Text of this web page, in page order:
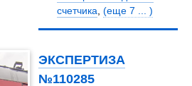
счетчика,(еще 7 ... )
ЭКСПЕРТИЗА
№110285